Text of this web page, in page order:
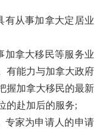
从事加拿大定居业
拿大移民等服务业
有能力与加拿大政府
握加拿大移民的最新
的赴加后的服务;
家为申请人的申请